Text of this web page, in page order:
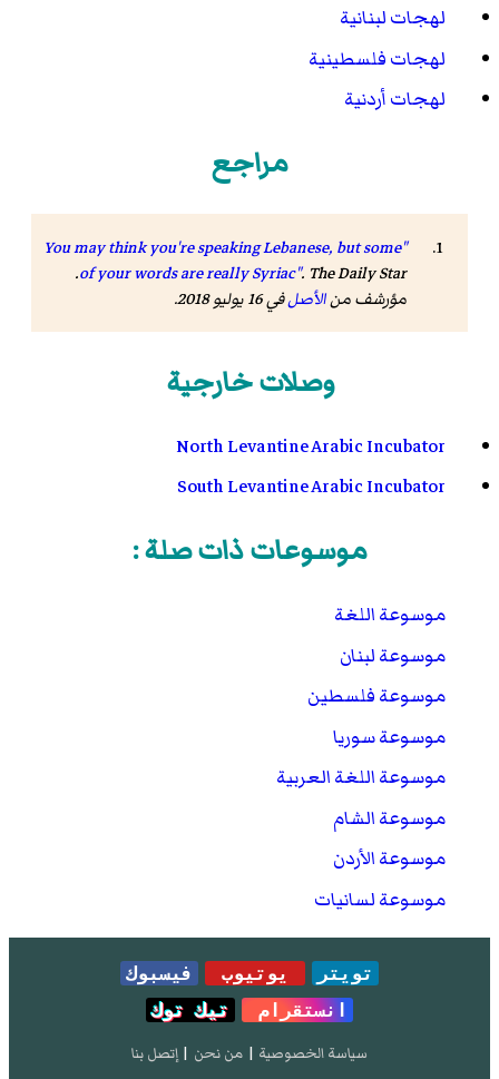
لهجات لبنانية
لهجات فلسطينية
لهجات أردنية
مراجع
"You may think you're speaking Lebanese, but some
of your words are really Syriac". The Daily Star
.
مؤرشف منالأصلفي 16 يوليو 2018 .
وصلات خارجية
North Levantine Arabic Incubator
South Levantine Arabic Incubator
موسوعات ذات صلة :
موسوعة اللغة
موسوعة لبنان
موسوعة فلسطين
موسوعة سوريا
موسوعة اللغة العربية
موسوعة الشام
موسوعة الأردن
موسوعة لسانيات
تويتر يوتيوب
فيسبوك
انستقرام
تيك توك
سياسة الخصوصية | من نحن | إتصل بنا